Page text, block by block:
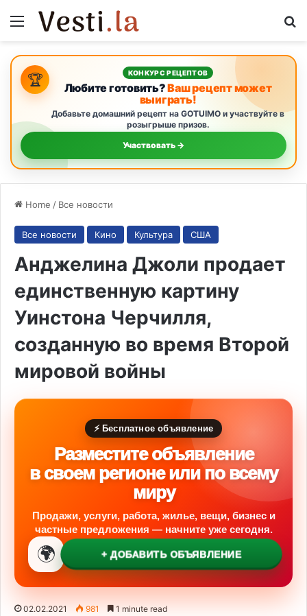
Menu
🏆 КОНКУРС РЕЦЕПТОВ
Любите готовить?Ваш рецепт может
выиграть!
Добавьте домашний рецепт на GOTUIMO и участвуйте в
розыгрыше призов.
Участвовать →
Home / Все новости
Все новости Кино Культура США
Анджелина Джоли продает
единственную картину
Уинстона Черчилля,
созданную во время Второй
мировой войны
⚡ Бесплатное объявление
Разместите объявление
в своем регионе или по всему
миру
Продажи, услуги, работа, жилье, вещи, бизнес и
частные предложения — начните уже сегодня.
🌍 + ДОБАВИТЬ ОБЪЯВЛЕНИЕ
02.02.2021 981 1 minute read